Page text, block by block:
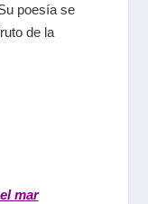
poesía se
de la
mar